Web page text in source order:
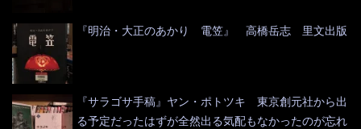
『明治・大正のあかり 電笠』 高橋岳志 里文出版
『サラゴサ手稿』ヤン・ポトツキ 東京創元社から出
る予定だったはずが全然出る気配もなかったのが忘れ